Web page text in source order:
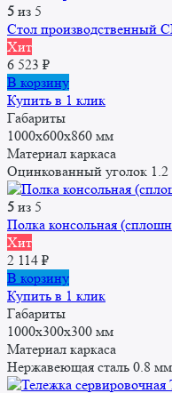
5 из 5
Стол производственный
Хит
6 523 ₽
В корзину
Купить в 1 клик
Габариты
1000x600x860 мм
Материал каркаса
Оцинкованный уголок
5 из 5
Полка консольная
Хит
2 114 ₽
В корзину
Купить в 1 клик
Габариты
1000x300x300 мм
Материал каркаса
Нержавеющая сталь 0.8 мм